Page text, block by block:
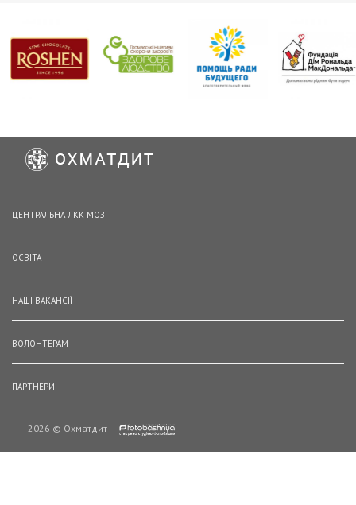
ЦЕНТРАЛЬНА ЛКК МОЗ
ОСВІТА
НАШІ ВАКАНСІЇ
ВОЛОНТЕРАМ
ПАРТНЕРИ
2026 © Охматдит